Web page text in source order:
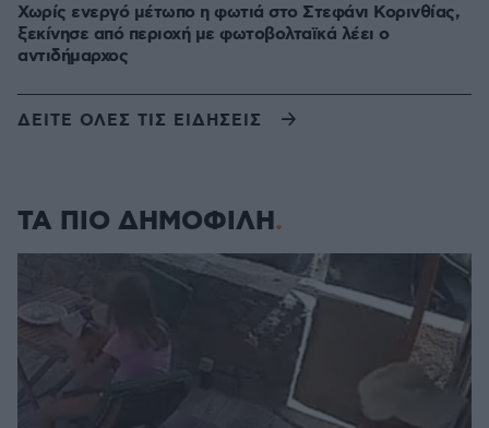
Χωρίς ενεργό μέτωπο η φωτιά στο Στεφάνι Κορινθίας,
ξεκίνησε από περιοχή με φωτοβολταϊκά λέει ο
αντιδήμαρχος
ΔΕΙΤΕ ΟΛΕΣ ΤΙΣ ΕΙΔΗΣΕΙΣ
ΤΑ ΠΙΟ ΔΗΜΟΦΙΛΗ